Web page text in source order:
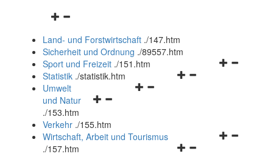
Navigationsmenü
und
schließen
Land- und Forstwirtschaft ./147.htm
Sicherheit und Ordnung ./89557.htm
Navigationsmenü
Sport und Freizeit ./151.htm
Navigationsmenü
Statistik ./statistik.htm
Navigationsmenü
und
schließen
Umwelt
und Natur
./153.htm
Verkehr ./155.htm
Navigationsmenü
Wirtschaft, Arbeit und Tourismus
./157.htm